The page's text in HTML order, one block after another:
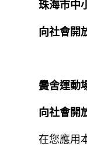
珠海市中
向社會開
黌舍運動
向社會開
在您應用